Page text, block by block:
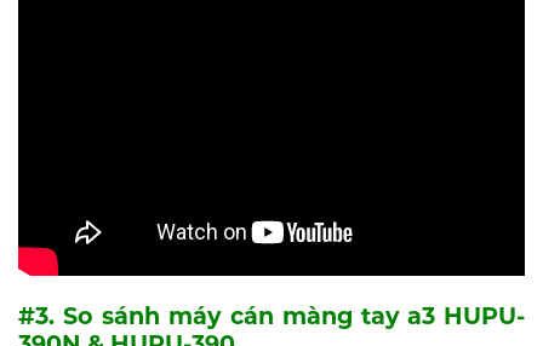
#3. So sánh máy cán màng tay a3 HUPU-